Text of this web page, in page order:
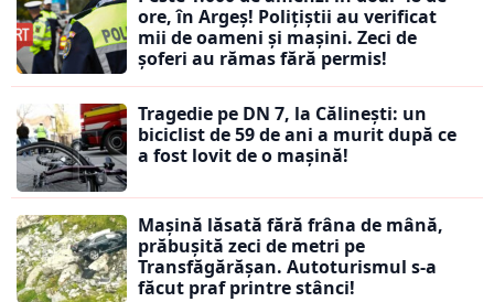
ore, în Argeș! Polițiștii au verificat
mii de oameni și mașini. Zeci de
șoferi au rămas fără permis!
Tragedie pe DN 7, la Călinești: un
biciclist de 59 de ani a murit după ce
a fost lovit de o mașină!
Mașină lăsată fără frâna de mână,
prăbușită zeci de metri pe
Transfăgărășan. Autoturismul s-a
făcut praf printre stânci!